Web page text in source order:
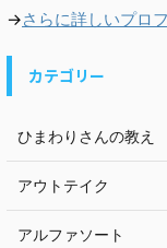
→さらに詳しいプロ
カテゴリー
ひまわりさんの教え
アウトテイク
アルファソート